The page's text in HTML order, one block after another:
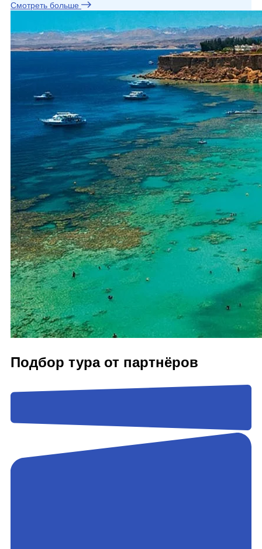
Смотреть больше
Подбор тура от партнёров